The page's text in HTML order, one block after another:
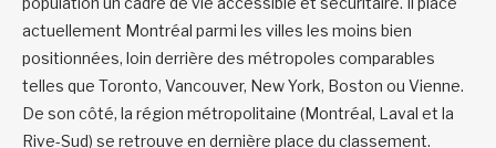
actuellement Montréal parmi les villes les moins bien
positionnées, loin derrière des métropoles comparables
telles que Toronto, Vancouver, New York, Boston ou Vienne.
De son côté, la région métropolitaine (Montréal, Laval et la
Rive-Sud) se retrouve en dernière place du classement.